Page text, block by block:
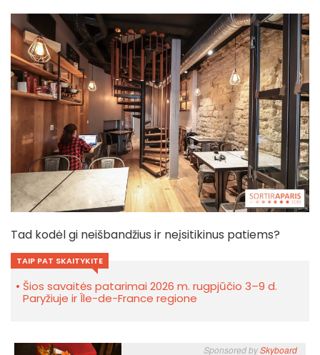
Tad kodėl gi neišbandžius ir neįsitikinus patiems?
TAIP PAT SKAITYKITE
Šios savaitės patarimai 2026 m. rugpjūčio 3–9 d.
Paryžiuje ir Île-de-France regione